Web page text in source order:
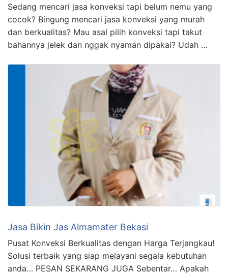
Sedang mencari jasa konveksi tapi belum nemu yang
cocok? Bingung mencari jasa konveksi yang murah
dan berkualitas? Mau asal pilih konveksi tapi takut
bahannya jelek dan nggak nyaman dipakai? Udah …
Jasa Bikin Jas Almamater Bekasi
Pusat Konveksi Berkualitas dengan Harga Terjangkau!
Solusi terbaik yang siap melayani segala kebutuhan
anda… PESAN SEKARANG JUGA Sebentar… Apakah